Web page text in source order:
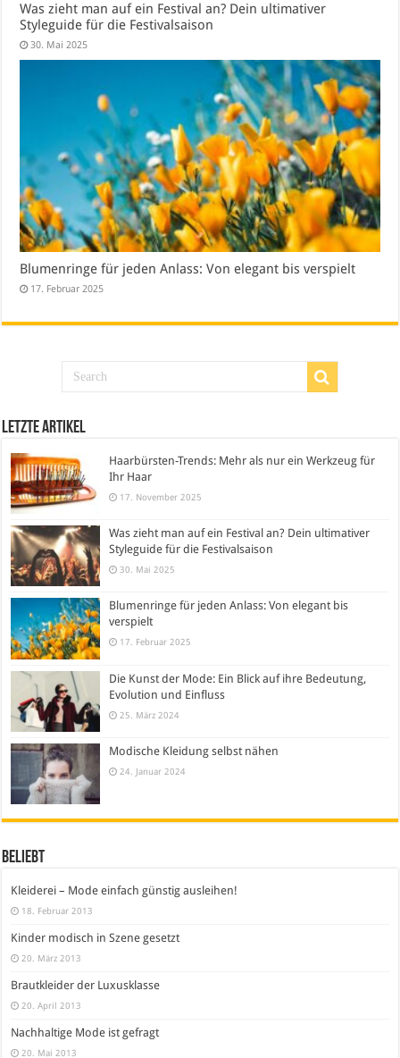
Was zieht man auf ein Festival an? Dein ultimativer
Styleguide für die Festivalsaison
30. Mai 2025
Blumenringe für jeden Anlass: Von elegant bis verspielt
17. Februar 2025
Letzte Artikel
Haarbürsten-Trends: Mehr als nur ein Werkzeug für
Ihr Haar
17. November 2025
Was zieht man auf ein Festival an? Dein ultimativer
Styleguide für die Festivalsaison
30. Mai 2025
Blumenringe für jeden Anlass: Von elegant bis
verspielt
17. Februar 2025
Die Kunst der Mode: Ein Blick auf ihre Bedeutung,
Evolution und Einfluss
25. März 2024
Modische Kleidung selbst nähen
24. Januar 2024
Beliebt
Kleiderei – Mode einfach günstig ausleihen!
18. Februar 2013
Kinder modisch in Szene gesetzt
20. März 2013
Brautkleider der Luxusklasse
20. April 2013
Nachhaltige Mode ist gefragt
20. Mai 2013